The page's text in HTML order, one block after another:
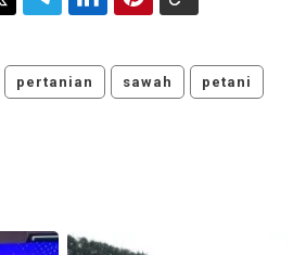
pertanian sawah petani